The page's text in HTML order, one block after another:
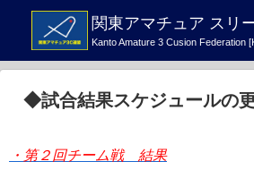
関東アマチュア スリ
Kanto Amature 3 Cusion Federation
◆試合結果スケジュールの
・第２回チーム戦 結果